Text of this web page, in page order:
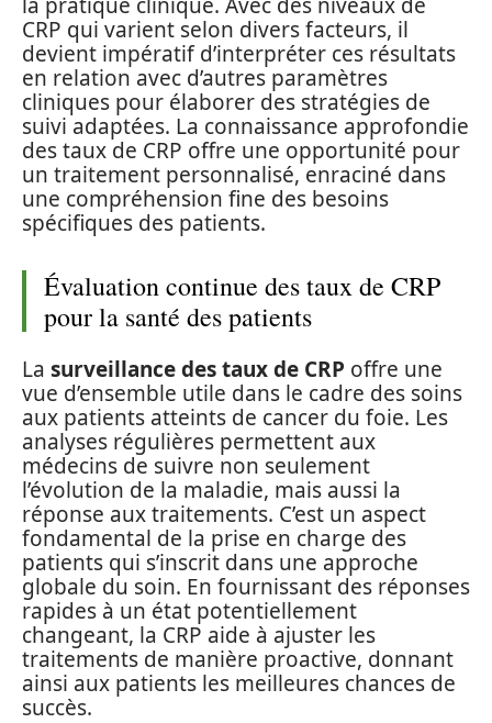
CRP qui varient selon divers facteurs, il
devient impératif d’interpréter ces résultats
en relation avec d’autres paramètres
cliniques pour élaborer des stratégies de
suivi adaptées. La connaissance approfondie
des taux de CRP offre une opportunité pour
un traitement personnalisé, enraciné dans
une compréhension fine des besoins
spécifiques des patients.
Évaluation continue des taux de CRP
pour la santé des patients
La surveillance des taux de CRP offre une
vue d’ensemble utile dans le cadre des soins
aux patients atteints de cancer du foie. Les
analyses régulières permettent aux
médecins de suivre non seulement
l’évolution de la maladie, mais aussi la
réponse aux traitements. C’est un aspect
fondamental de la prise en charge des
patients qui s’inscrit dans une approche
globale du soin. En fournissant des réponses
rapides à un état potentiellement
changeant, la CRP aide à ajuster les
traitements de manière proactive, donnant
ainsi aux patients les meilleures chances de
succès.